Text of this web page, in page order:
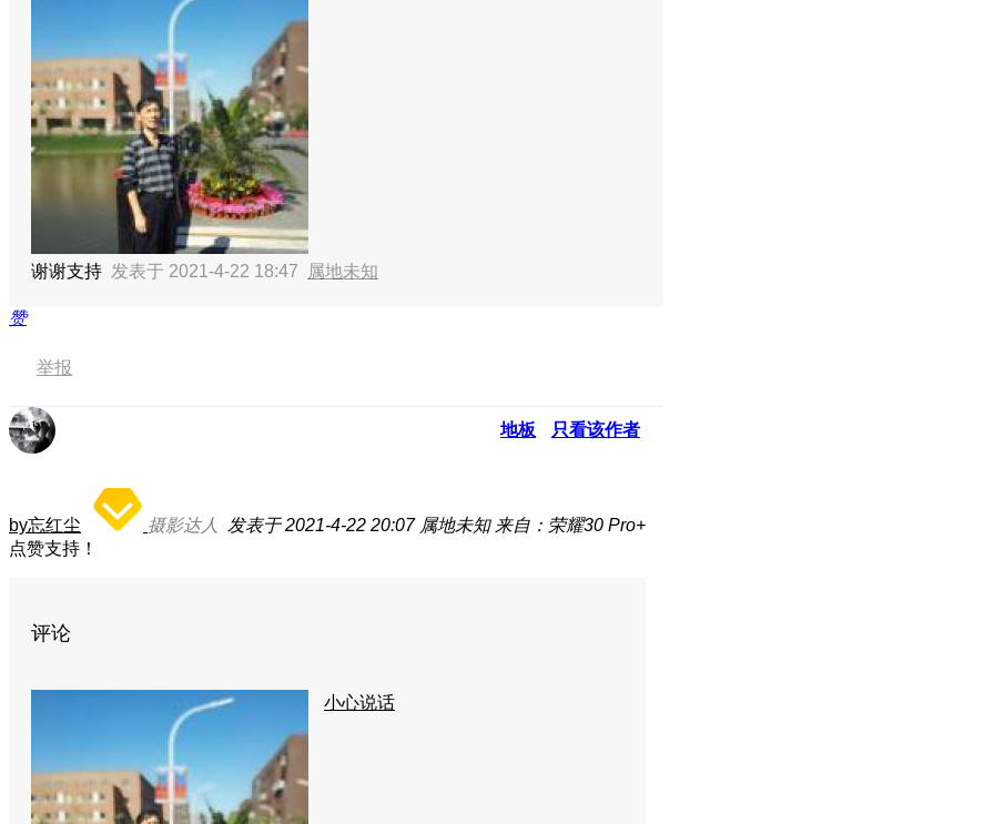
谢谢支持 发表于 2021-4-22 18:47 属地未知
赞
举报
地板 只看该作者
by忘红尘 摄影达人 发表于 2021-4-22 20:07 属地未知 来自：荣耀30 Pro+
点赞支持！
评论
小心说话